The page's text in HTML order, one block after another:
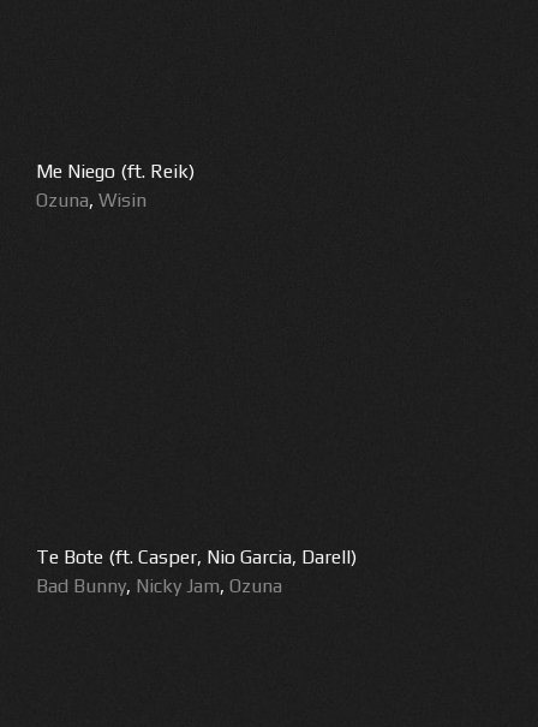
Me Niego (ft. Reik)
Ozuna, Wisin
Te Bote (ft. Casper, Nio Garcia, Darell)
Bad Bunny, Nicky Jam, Ozuna